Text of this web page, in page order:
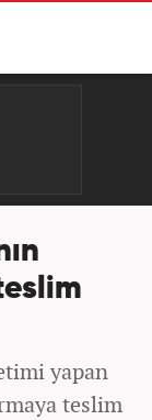
yapan
teslim